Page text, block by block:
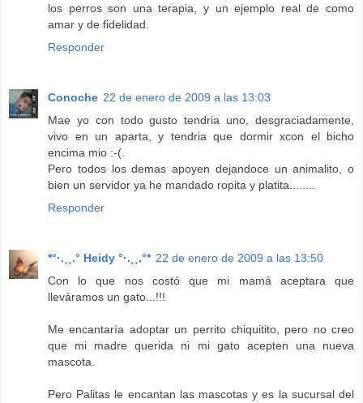
los perros son una terapia, y un ejemplo real de como
amar y de fidelidad.
Responder
Conoche 22 de enero de 2009 a las 13:03
Mae yo con todo gusto tendria uno, desgraciadamente,
vivo en un aparta, y tendria que dormir xcon el bicho
encima mio :-(.
Pero todos los demas apoyen dejandoce un animalito, o
bien un servidor ya he mandado ropita y platita........
Responder
*°·.¸¸.° Heidy °·.¸¸.°* 22 de enero de 2009 a las 13:50
Con lo que nos costó que mi mamá aceptara que
lleváramos un gato...!!!
Me encantaría adoptar un perrito chiquitito, pero no creo
que mi madre querida ni mi gato acepten una nueva
mascota.
Pero Palitas le encantan las mascotas y es la sucursal del